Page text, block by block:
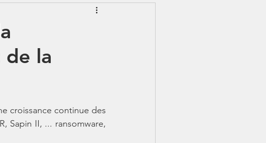
ABSENCES - IJSS
de la
croissance continue des
Sapin II, ... ransomware,